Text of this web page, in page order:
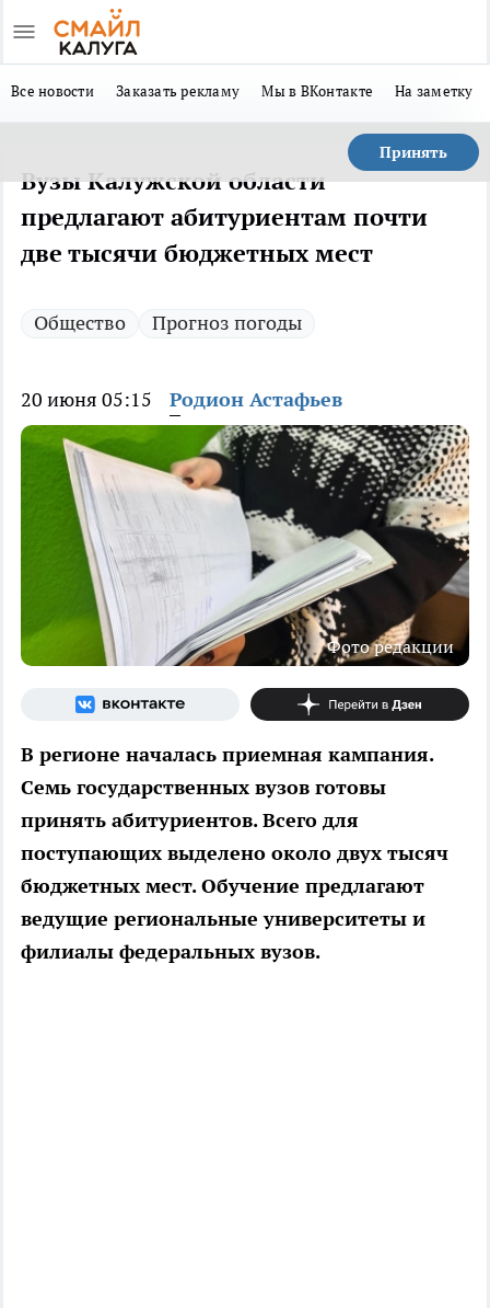
Все новости Заказать рекламу Мы в ВКонтакте На заметку
Принять
Вузы Калужской области
предлагают абитуриентам почти
две тысячи бюджетных мест
Общество Прогноз погоды
20 июня 05:15 Родион Астафьев
Фото редакции
В регионе началась приемная кампания.
Семь государственных вузов готовы
принять абитуриентов. Всего для
поступающих выделено около двух тысяч
бюджетных мест. Обучение предлагают
ведущие региональные университеты и
филиалы федеральных вузов.